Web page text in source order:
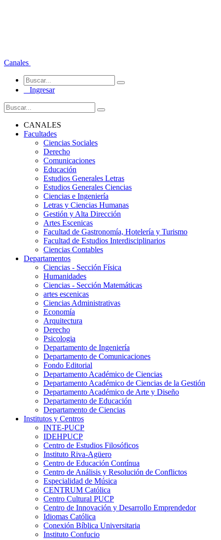
Canales
Ingresar
CANALES
Facultades
Ciencias Sociales
Derecho
Comunicaciones
Educación
Estudios Generales Letras
Estudios Generales Ciencias
Ciencias e Ingeniería
Letras y Ciencias Humanas
Gestión y Alta Dirección
Artes Escenicas
Facultad de Gastronomía, Hotelería y Turismo
Facultad de Estudios Interdisciplinarios
Ciencias Contables
Departamentos
Ciencias - Sección Física
Humanidades
Ciencias - Sección Matemáticas
artes escenicas
Ciencias Administrativas
Economía
Arquitectura
Derecho
Psicologia
Departamento de Ingeniería
Departamento de Comunicaciones
Fondo Editorial
Departamento Académico de Ciencias
Departamento Académico de Ciencias de la Gestión
Departamento Académico de Arte y Diseño
Departamento de Educación
Departamento de Ciencias
Institutos y Centros
INTE-PUCP
IDEHPUCP
Centro de Estudios Filosóficos
Instituto Riva-Agüero
Centro de Educación Contínua
Centro de Análisis y Resolución de Conflictos
Especialidad de Música
CENTRUM Católica
Centro Cultural PUCP
Centro de Innovación y Desarrollo Emprendedor
Idiomas Católica
Conexión Bíblica Universitaria
Instituto Confucio